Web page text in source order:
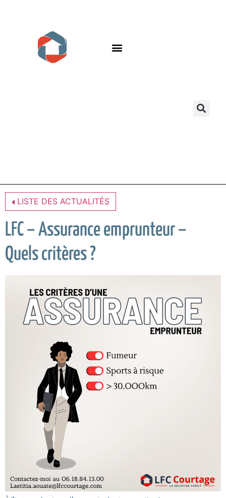
LISTE DES ACTUALITÉS
LFC – Assurance emprunteur –
Quels critères ?